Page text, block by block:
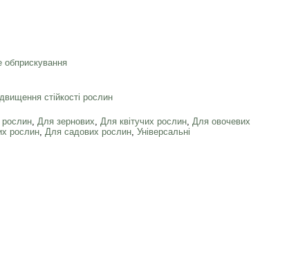
обприскування
стійкості рослин
рослин Для зернових Для квітучих рослин Для овочевих
рослин Для садових рослин Універсальні